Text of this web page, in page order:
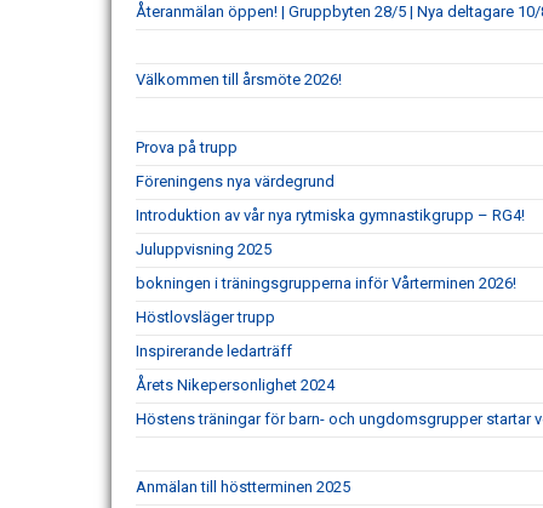
Återanmälan öppen! | Gruppbyten 28/5 | Nya deltagare 10/
Välkommen till årsmöte 2026!
Prova på trupp
Föreningens nya värdegrund
Introduktion av vår nya rytmiska gymnastikgrupp – RG4!
Juluppvisning 2025
bokningen i träningsgrupperna inför Vårterminen 2026!
Höstlovsläger trupp
Inspirerande ledarträff
Årets Nikepersonlighet 2024
Höstens träningar för barn- och ungdomsgrupper startar
Anmälan till höstterminen 2025